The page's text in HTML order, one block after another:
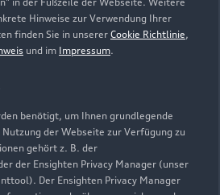
Hinweise zur Verwendung Ihrer
finden Sie in unserer Cookie Richtlinie,
und im Impressum.
benötigt, um Ihnen grundlegende
der Webseite zur Verfügung zu
gehört z. B. der
der Ensighten Privacy Manager (unser
Der Ensighten Privacy Manager
schnitzler.de